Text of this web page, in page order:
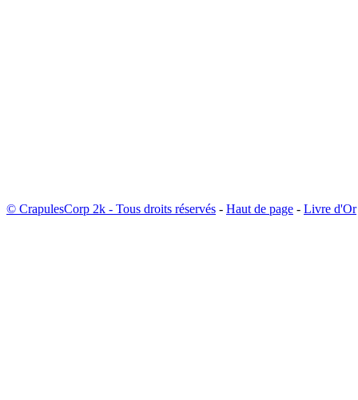
© CrapulesCorp 2k - Tous droits réservés - Haut de page - Livre d'Or